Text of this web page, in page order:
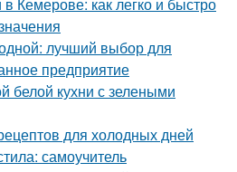
Кемерове: как легко и быстро
лучший выбор для
предприятие
белой кухни с зелеными
для холодных дней
самоучитель